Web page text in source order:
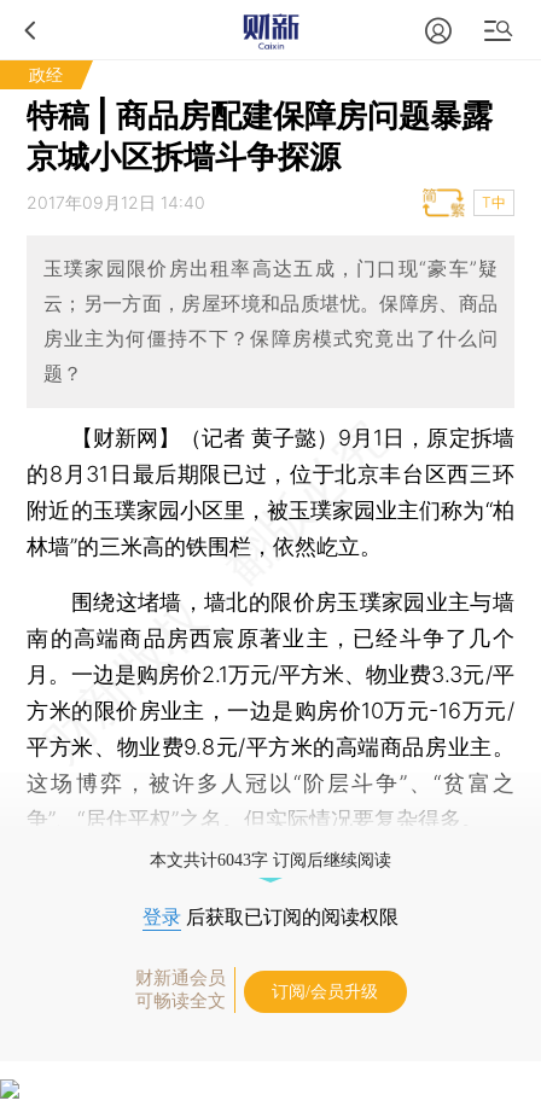
政经
特稿 | 商品房配建保障房问题暴露
京城小区拆墙斗争探源
2017年09月12日 14:40 T中
玉璞家园限价房出租率高达五成，门口现“豪车”疑
云；另一方面，房屋环境和品质堪忧。保障房、商品
房业主为何僵持不下？保障房模式究竟出了什么问
题？
【财新网】（记者 黄子懿） 9月1日，原定拆墙
的8月31日最后期限已过，位于北京丰台区西三环
附近的玉璞家园小区里，被玉璞家园业主们称为“柏
林墙”的三米高的铁围栏，依然屹立。
围绕这堵墙，墙北的限价房玉璞家园业主与墙
南的高端商品房西宸原著业主，已经斗争了几个
月。一边是购房价2.1万元/平方米、物业费3.3元/平
方米的限价房业主，一边是购房价10万元-16万元/
平方米、物业费9.8元/平方米的高端商品房业主。
这场博弈，被许多人冠以“阶层斗争”、“贫富之
争”、“居住平权”之名。但实际情况要复杂得多。
本文共计6043字 订阅后继续阅读
登录 后获取已订阅的阅读权限
财新通会员
可畅读全文
订阅/会员升级